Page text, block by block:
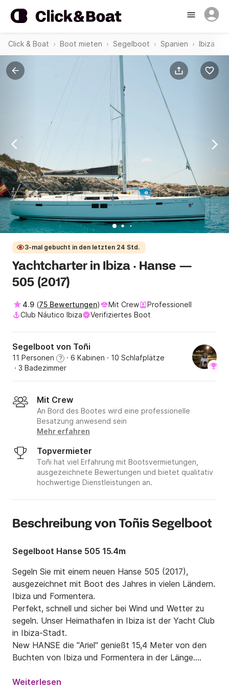
Click & Boat Boot mieten Segelboot Spanien Ibiza
3-mal gebucht in den letzten 24 Std.
Yachtcharter in Ibiza · Hanse —
505 (2017)
4.9 (75 Bewertungen) Mit Crew
Professionell
Club Náutico Ibiza
Verifiziertes Boot
Segelboot von Toñi
11 Personen ? · 6 Kabinen · 10 Schlafplätze
· 3 Badezimmer
Mit Crew
An Bord des Bootes wird eine professionelle
Besatzung anwesend sein
Mehr erfahren
Topvermieter
Toñi hat viel Erfahrung mit Bootsvermietungen,
ausgezeichnete Bewertungen und bietet qualitativ
hochwertige Dienstleistungen an.
Beschreibung von Toñis Segelboot
Segelboot Hanse 505 15.4m
Segeln Sie mit einem neuen Hanse 505 (2017),
ausgezeichnet mit Boot des Jahres in vielen Ländern.
Ibiza und Formentera.
Perfekt, schnell und sicher bei Wind und Wetter zu
segeln. Unser Heimathafen in Ibiza ist der Yacht Club
in Ibiza-Stadt.
New HANSE die "Ariel" genießt 15,4 Meter von den
Buchten von Ibiza und Formentera in der Länge.
Homologation in Zone 2, 60 Meilen für 12 Personen.
Weiterlesen